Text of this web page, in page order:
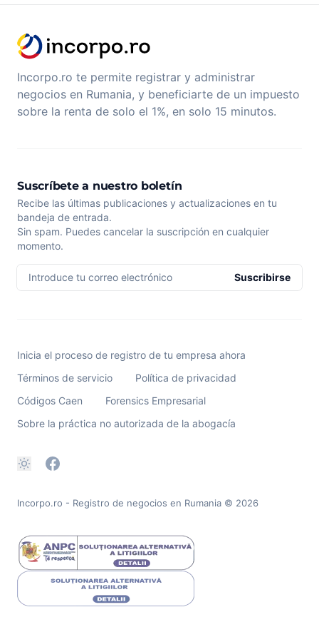
Incorpo.ro te permite registrar y administrar
negocios en Rumania, y beneficiarte de un impuesto
sobre la renta de solo el 1%, en solo 15 minutos.
Suscríbete a nuestro boletín
Recibe las últimas publicaciones y actualizaciones en tu
bandeja de entrada.
Sin spam. Puedes cancelar la suscripción en cualquier
momento.
Introduce tu correo electrónico Suscribirse
Inicia el proceso de registro de tu empresa ahora
Términos de servicio
Política de privacidad
Códigos Caen
Forensics Empresarial
Sobre la práctica no autorizada de la abogacía
Incorpo.ro - Registro de negocios en Rumania © 2026